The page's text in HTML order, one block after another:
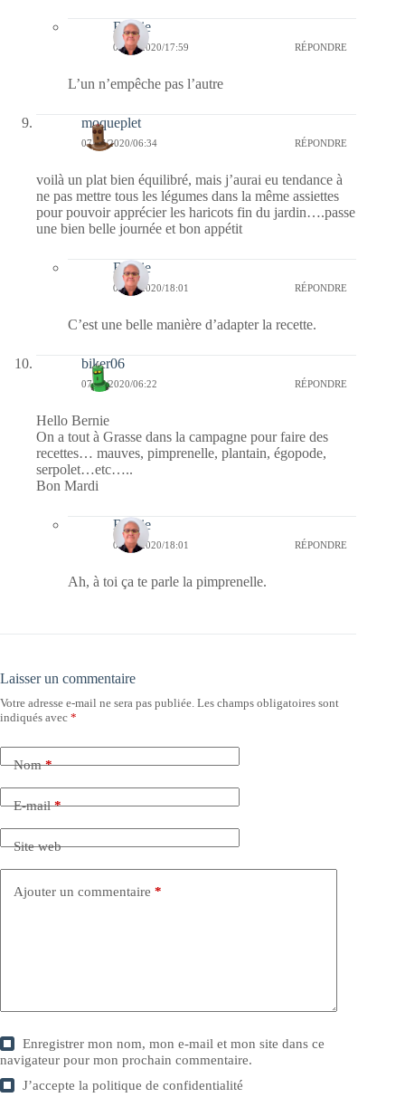
Bernie
07/07/2020/17:59 RÉPONDRE
L’un n’empêche pas l’autre
moqueplet
07/07/2020/06:34 RÉPONDRE
voilà un plat bien équilibré, mais j’aurai eu tendance à
ne pas mettre tous les légumes dans la même assiettes
pour pouvoir apprécier les haricots fin du jardin….passe
une bien belle journée et bon appétit
Bernie
08/07/2020/18:01 RÉPONDRE
C’est une belle manière d’adapter la recette.
biker06
07/07/2020/06:22 RÉPONDRE
Hello Bernie
On a tout à Grasse dans la campagne pour faire des
recettes… mauves, pimprenelle, plantain, égopode,
serpolet…etc…..
Bon Mardi
Bernie
08/07/2020/18:01 RÉPONDRE
Ah, à toi ça te parle la pimprenelle.
Laisser un commentaire
Votre adresse e-mail ne sera pas publiée. Les champs obligatoires sont
indiqués avec *
Nom*
E-mail*
Site web
Ajouter un commentaire *
Enregistrer mon nom, mon e-mail et mon site dans ce
navigateur pour mon prochain commentaire.
J’accepte lapolitique de confidentialité